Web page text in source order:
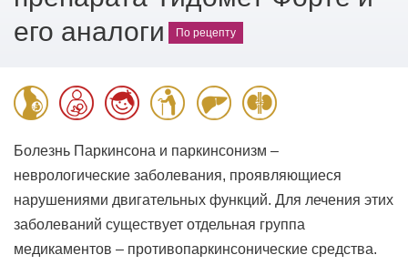
его аналоги
По рецепту
Болезнь Паркинсона и паркинсонизм –
неврологические заболевания, проявляющиеся
нарушениями двигательных функций. Для лечения этих
заболеваний существует отдельная группа
медикаментов – противопаркинсонические средства.